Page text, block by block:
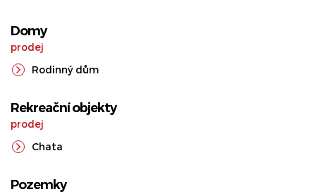
Domy
prodej
Rodinný dům
Rekreační objekty
prodej
Chata
Pozemky